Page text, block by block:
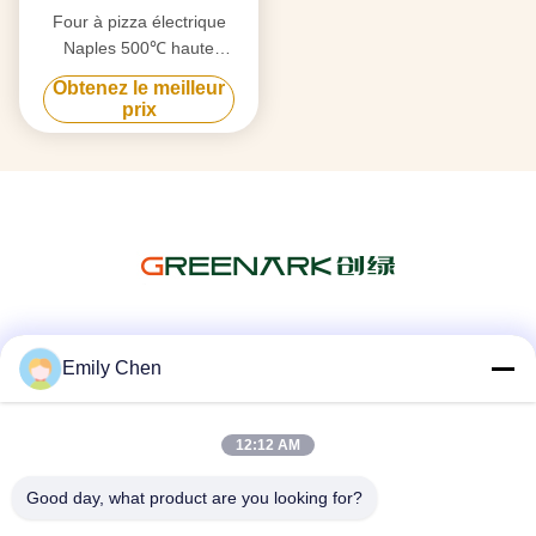
Four à pizza électrique
Naples 500℃ haute
température
Obtenez le meilleur
prix
Emily Chen
12:12 AM
Good day, what product are you looking for?